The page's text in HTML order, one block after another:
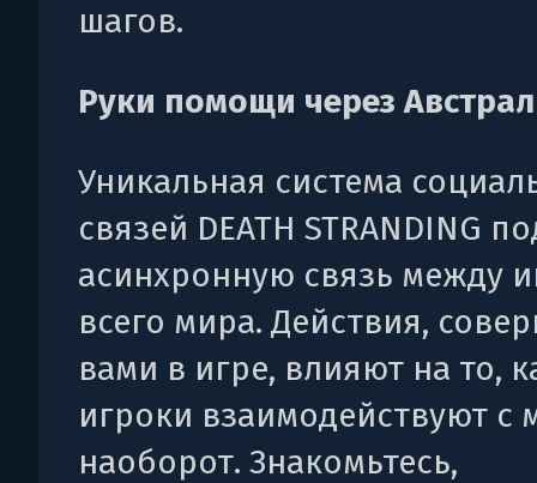
шагов.
Руки помощи через
Уникальная система
связей DEATH STRANDING
асинхронную связь между
всего мира. Действия,
вами в игре, влияют на то,
игроки взаимодействуют с
наоборот. Знакомьтесь,